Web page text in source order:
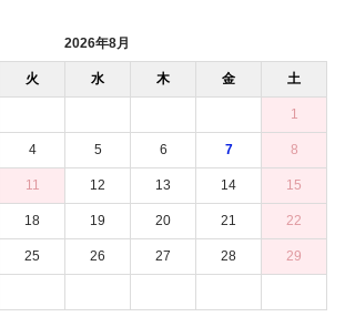
2026年8月
火 水 木 金 土
1
4 5 6 7 8
11 12 13 14 15
18 19 20 21 22
25 26 27 28 29